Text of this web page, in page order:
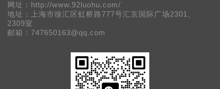
网址：http://www.92luohu.com/
地址：上海市徐汇区虹桥路777号汇京国际广场2301、
2309室
邮箱：747650163@qq.com